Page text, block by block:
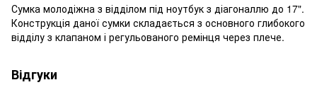
Сумка молодіжна з відділом під ноутбук з діагоналлю до 17".
Конструкція даної сумки складається з основного глибокого
відділу з клапаном і регульованого ремінця через плече.
Відгуки